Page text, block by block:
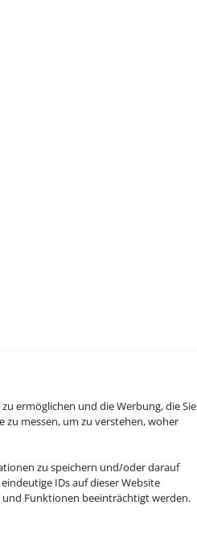
ermöglichen und die Werbung, die Sie
zu messen, um zu verstehen, woher
zu speichern und/oder darauf
IDs auf dieser Website
Funktionen beeinträchtigt werden.